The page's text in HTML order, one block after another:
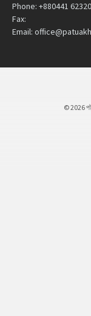
Phone: +880441
Fax:
Email:
© 2026